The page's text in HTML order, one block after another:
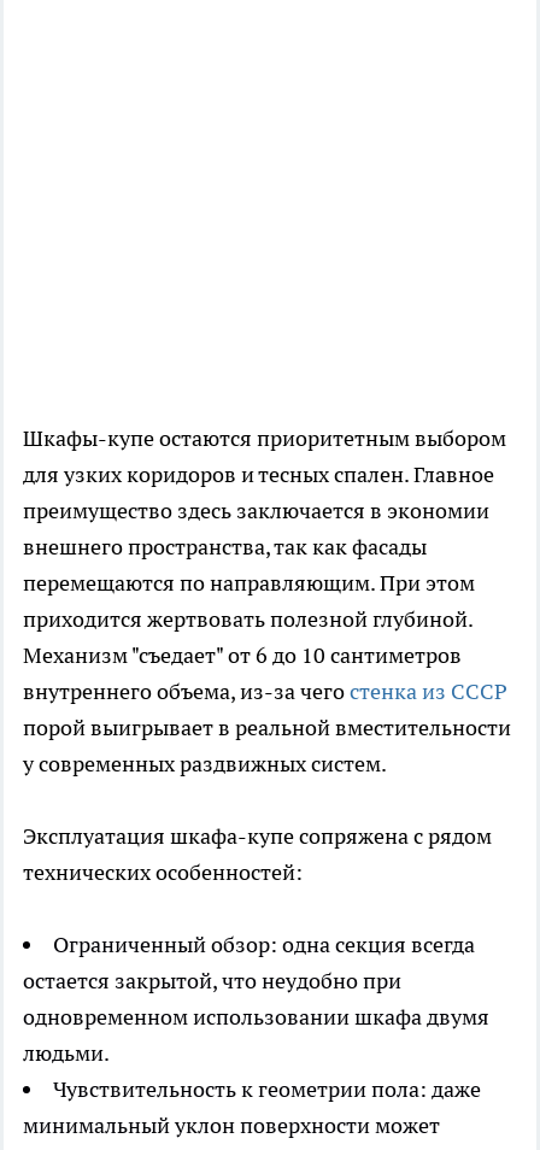
Шкафы-купе остаются приоритетным выбором
для узких коридоров и тесных спален. Главное
преимущество здесь заключается в экономии
внешнего пространства, так как фасады
перемещаются по направляющим. При этом
приходится жертвовать полезной глубиной.
Механизм "съедает" от 6 до 10 сантиметров
внутреннего объема, из-за чегостенка из СССР
порой выигрывает в реальной вместительности
у современных раздвижных систем.
Эксплуатация шкафа-купе сопряжена с рядом
технических особенностей:
Ограниченный обзор: одна секция всегда
остается закрытой, что неудобно при
одновременном использовании шкафа двумя
людьми.
Чувствительность к геометрии пола: даже
минимальный уклон поверхности может